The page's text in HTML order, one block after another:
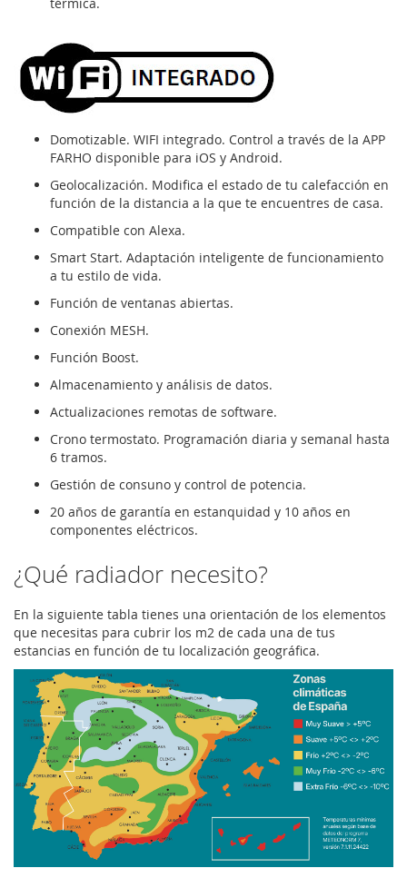
Domotizable. WIFI integrado. Control a través de la APP
FARHO disponible para iOS y Android.
Geolocalización. Modifica el estado de tu calefacción en
función de la distancia a la que te encuentres de casa.
Compatible con Alexa.
Smart Start. Adaptación inteligente de funcionamiento
a tu estilo de vida.
Función de ventanas abiertas.
Conexión MESH.
Función Boost.
Almacenamiento y análisis de datos.
Actualizaciones remotas de software.
Crono termostato. Programación diaria y semanal hasta
6 tramos.
Gestión de consuno y control de potencia.
20 años de garantía en estanquidad y 10 años en
componentes eléctricos.
¿Qué radiador necesito?
En la siguiente tabla tienes una orientación de los elementos
que necesitas para cubrir los m2 de cada una de tus
estancias en función de tu localización geográfica.